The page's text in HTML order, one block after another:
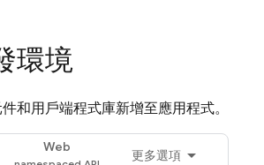
環境
和用戶端程式庫新增至應用程式。
Web
更多選項